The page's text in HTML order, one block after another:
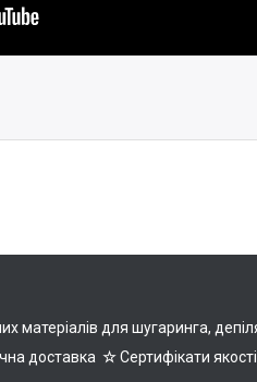
для шугаринга,
доставка ☆Сертифікати якості